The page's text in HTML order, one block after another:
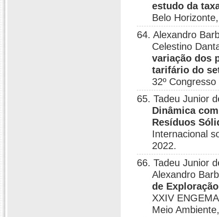
estudo da
Belo
64. Alexandro
Celestino
variação dos
tarifário do
32º
65. Tadeu Junior
Dinâmica
Resíduos
Internacional
2022.
66. Tadeu Junior
Alexandro
de
XXIV
Meio